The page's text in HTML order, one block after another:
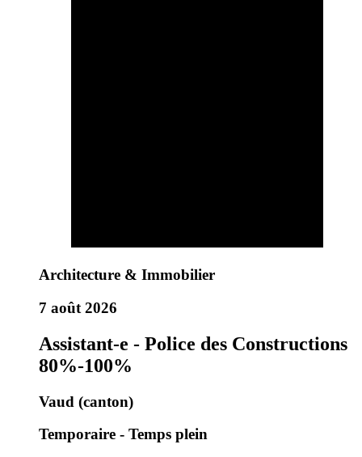
Architecture & Immobilier
7 août 2026
Assistant-e - Police des Constructions
80%-100%
Vaud (canton)
Temporaire - Temps plein